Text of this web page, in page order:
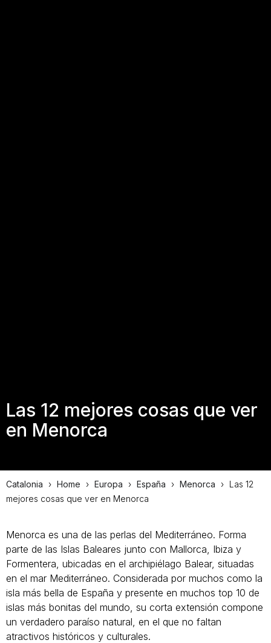
Las 12 mejores cosas que ver
en Menorca
Catalonia › Home › Europa › España › Menorca › Las 12
mejores cosas que ver en Menorca
Menorca es una de las perlas del Mediterráneo. Forma
parte de las Islas Baleares junto con Mallorca, Ibiza y
Formentera, ubicadas en el archipiélago Balear, situadas
en el mar Mediterráneo. Considerada por muchos como la
isla más bella de España y presente en muchos top 10 de
islas más bonitas del mundo, su corta extensión compone
un verdadero paraíso natural, en el que no faltan
atractivos históricos y culturales.